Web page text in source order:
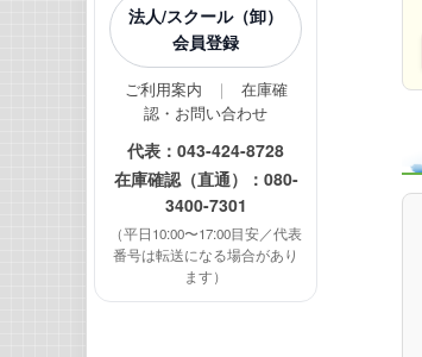
法人/スクール（卸）
会員登録
ご利用案内 ｜
在庫確
認・お問い合わせ
代表： 043-424-8728
在庫確認（直通）： 080-
3400-7301
（平日10:00〜17:00目安／代表
番号は転送になる場合があり
ます）